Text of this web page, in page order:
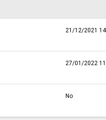
21/12/2021
27/01/2022
No